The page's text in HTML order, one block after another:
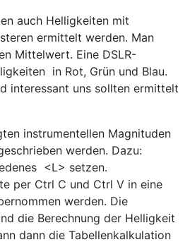
auch Helligkeiten mit
ermittelt werden. Man
Mittelwert. Eine DSLR-
in Rot, Grün und Blau.
interessant uns sollten ermittelt
instrumentellen Magnituden
werden. Dazu:
<L> setzen.
per Ctrl C und Ctrl V in eine
werden. Die
die Berechnung der Helligkeit
dann die Tabellenkalkulation